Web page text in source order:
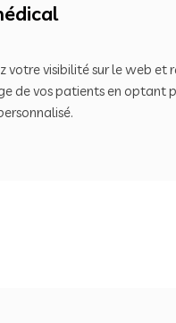
votre visibilité sur le web et
de vos patients en optant